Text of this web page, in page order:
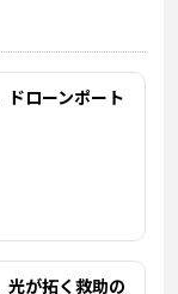
ドローンポート
光が拓く救助の